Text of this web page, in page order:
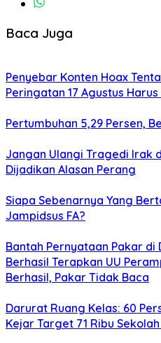
Baca Juga
Penyebar Konten Hoax
Peringatan 17 Agustus
Pertumbuhan 5,29 Persen,
Jangan Ulangi Tragedi Irak
Dijadikan Alasan Perang
Siapa Sebenarnya Yang
Jampidsus FA?
Bantah Pernyataan Pakar di
Berhasil Terapkan UU
Berhasil, Pakar Tidak Baca
Darurat Ruang Kelas: 60
Kejar Target 71 Ribu